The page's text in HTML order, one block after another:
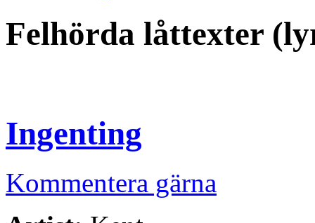
Felhörda låttexter
Ingenting
Kommentera gärna